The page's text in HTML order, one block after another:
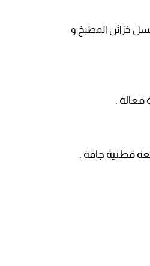
خزائن المطبخ و
فعالة .
قطنية جافة .